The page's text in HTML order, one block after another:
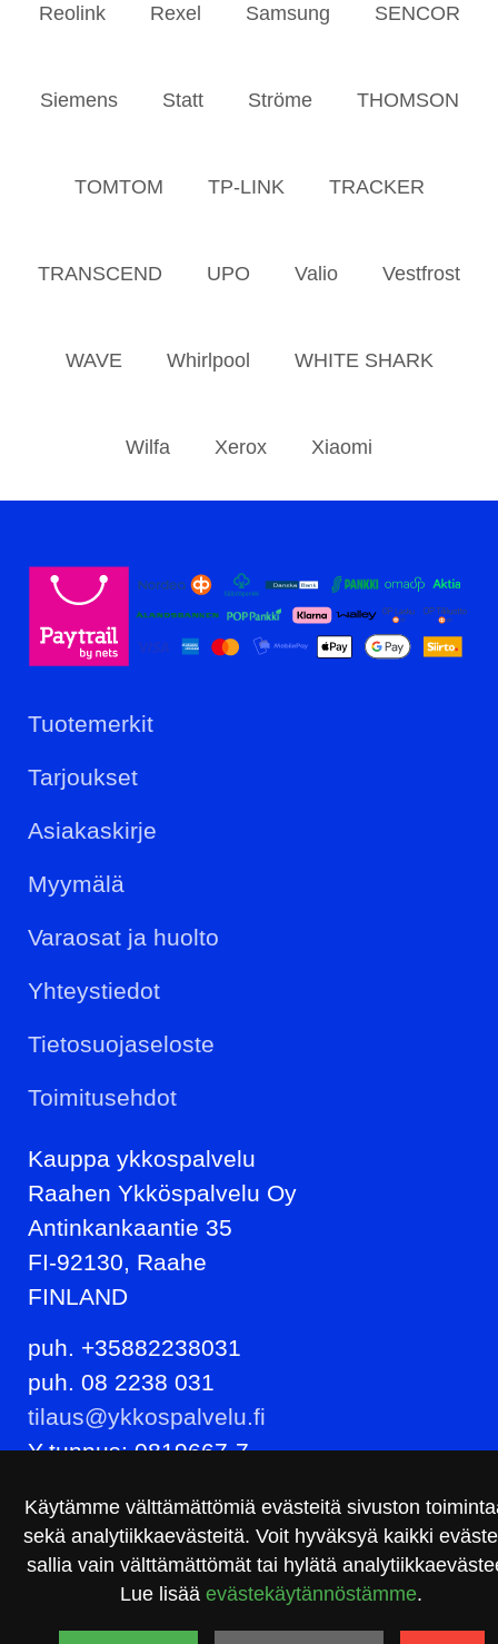
Reolink Rexel Samsung SENCOR
Siemens Statt Ströme THOMSON
TOMTOM TP-LINK TRACKER
TRANSCEND UPO Valio Vestfrost
WAVE Whirlpool WHITE SHARK
Wilfa Xerox Xiaomi
Tuotemerkit
Tarjoukset
Asiakaskirje
Myymälä
Varaosat ja huolto
Yhteystiedot
Tietosuojaseloste
Toimitusehdot
Kauppa ykkospalvelu
Raahen Ykköspalvelu Oy
Antinkankaantie 35
FI-92130, Raahe
FINLAND
puh. +35882238031
puh. 08 2238 031
tilaus@ykkospalvelu.fi
Y-tunnus: 0819667-7
Käytämme välttämättömiä evästeitä sivuston
sekä analytiikkaevästeitä. Voit hyväksyä kaikki
sallia vain välttämättömät tai hylätä
Lue lisää evästekäytännöstämme.